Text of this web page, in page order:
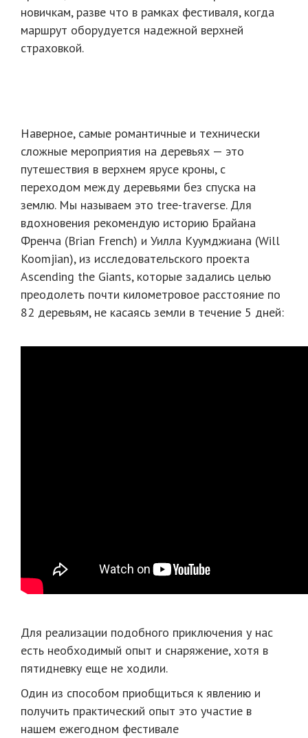
новичкам, разве что в рамках фестиваля, когда
маршрут оборудуется надежной верхней
страховкой.
Наверное, самые романтичные и технически
сложные мероприятия на деревьях — это
путешествия в верхнем ярусе кроны, с
переходом между деревьями без спуска на
землю. Мы называем это tree-traverse. Для
вдохновения рекомендую историю Брайана
Френча (Brian French) и Уилла Куумджиана (Will
Koomjian), из исследовательского проекта
Ascending the Giants, которые задались целью
преодолеть почти километровое расстояние по
82 деревьям, не касаясь земли в течение 5 дней:
Для реализации подобного приключения у нас
есть необходимый опыт и снаряжение, хотя в
пятидневку еще не ходили.
Один из способом приобщиться к явлению и
получить практический опыт это участие в
нашем ежегодном фестивале